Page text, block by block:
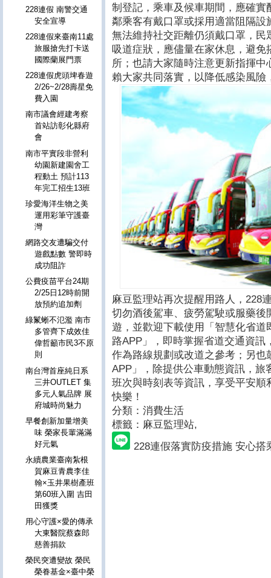
制登記，乘車及候車期間，應確
鄰乘客有戴口罩或採用適當阻隔
無法維持社交距離仍須戴口罩，
吸道症狀，應儘量在家休息，避
所；也請大家隨時注意更新指揮
賴大家共同落實，以降低感染風險
麻豆監理站再次提醒用路人，228
切勿酒後駕車、疲勞駕駛或服藥
遊，並歡迎下載使用「智慧化省
路APP」，即時掌握省道交通資
作為路線規劃或改道之參考；另
APP」，除提供公車動態資訊，
班次與時刻表等資訊，享受平安
快樂！
分類：消費生活
標籤：麻豆監理站,
228連假落實防疫措施 安心搭
228連假 南警交通
安全宣導
228連假來臺南11處
旅服搶先打卡送
國際蘭展門票
228連假虎頭埤春遊
2/26~2/28壽星免
費入園
南市議會經建考察
首站訪彰化縣府
會
南市平實段非營利
幼園新建園舍工
程動土 預計113
年完工招生13班
珍愛海洋生物之美
運用彩筆守護臺
灣
網路交友遭騙交付
遊戲點數 警即時
成功阻詐
公費疫苗平台24期
2/25日12時前開
放預約追加劑
綠鬣蜥不氾濫 南市
多管齊下成效佳
偉哲籲市民3不原
則
南台灣首座純日系
三井OUTLET 集
多元人氣品牌 展
府城時尚魅力
早餐創新加量增美
味 榮家長輩滿滿
好元氣
永續農業臺南紮根
賀麻豆青農李佳
翰×玉井果樹產班
第60班入圍 吉田
田獲獎
用心守護×愛的傳承
大東醫院蔡森郎
慈善捐款
榮民突遭變故 榮民
榮眷基金×臺中榮